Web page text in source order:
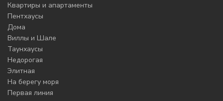
Квартиры и апартаменты
Пентхаусы
Дома
Виллы и Шале
Таунхаусы
Недорогая
Элитная
На берегу моря
Первая линия